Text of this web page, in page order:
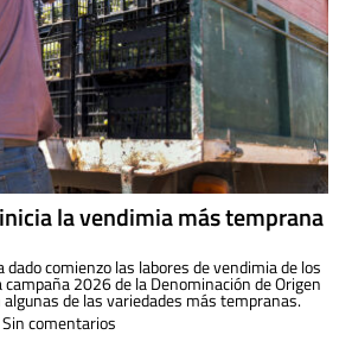
la vendimia más temprana
dado comienzo las labores de vendimia de los
2026 de la Denominación de Origen
algunas de las variedades más tempranas.
Sin comentarios